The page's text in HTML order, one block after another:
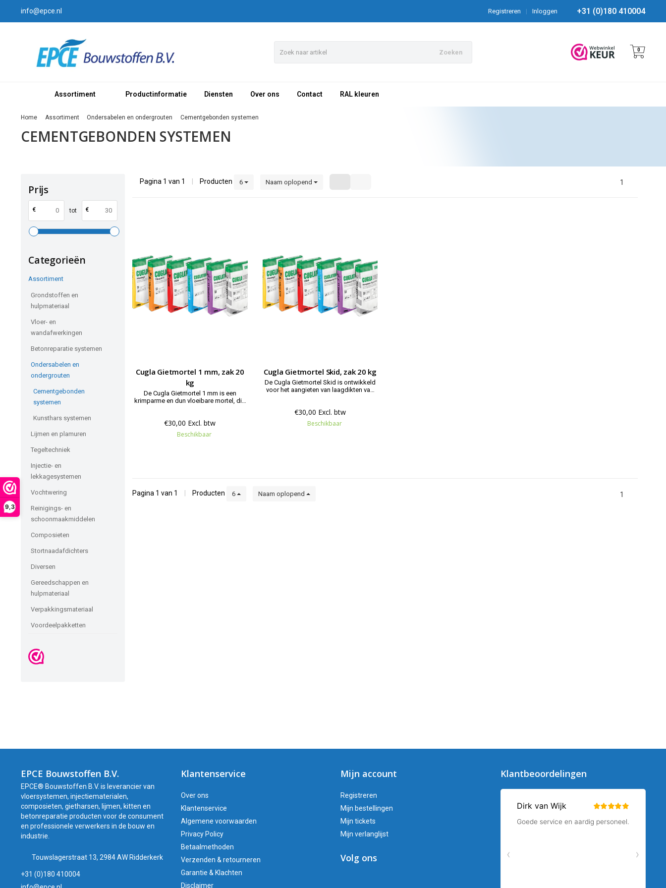
9,3
info@epce.nl +31 (0)180 410004
Inloggen
|
Registreren
Zoeken 0
Assortiment Productinformatie Diensten Over ons Contact RAL kleuren
Home Assortiment Ondersabelen en ondergrouten Cementgebonden systemen
CEMENTGEBONDEN SYSTEMEN
Prijs
€ tot €
Categorieën
Assortiment
Grondstoffen en
hulpmateriaal
Vloer- en
wandafwerkingen
Betonreparatie systemen
Ondersabelen en
ondergrouten
Cementgebonden
systemen
Kunsthars systemen
Lijmen en plamuren
Tegeltechniek
Injectie- en
lekkagesystemen
Vochtwering
Reinigings- en
schoonmaakmiddelen
Composieten
Stortnaadafdichters
Diversen
Gereedschappen en
hulpmateriaal
Verpakkingsmateriaal
Voordeelpakketten
Pagina 1 van 1 Producten 6 Naam oplopend 1
Cugla Gietmortel 1 mm, zak 20
kg
De Cugla Gietmortel 1 mm is een
krimparme en dun vloeibare mortel, die
vloei. Serie Cuglaton.
€30,00 Excl. btw
Beschikbaar
Cugla Gietmortel Skid, zak 20 kg
De Cugla Gietmortel Skid is ontwikkeld
voor het aangieten van laagdikten van
Cuglaton.
€30,00 Excl. btw
Beschikbaar
Pagina 1 van 1 Producten 6 Naam oplopend 1
EPCE Bouwstoffen B.V.
EPCE® Bouwstoffen B.V. is leverancier van
vloersystemen, injectiematerialen,
composieten, gietharsen, lijmen, kitten en
betonreparatie producten voor de consument
en professionele verwerkers in de bouw en
industrie.
Touwslagerstraat 13, 2984 AW Ridderkerk
+31 (0)180 410004
Klantenservice
Over ons
Klantenservice
Algemene voorwaarden
Privacy Policy
Betaalmethoden
Verzenden & retourneren
Garantie & Klachten
Disclaimer
Mijn account
Registreren
Mijn bestellingen
Mijn tickets
Mijn verlanglijst
Volg ons
Klantbeoordelingen